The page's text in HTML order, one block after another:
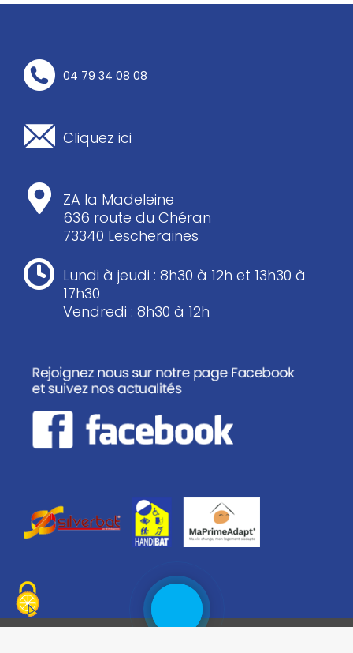
04 79 34 08 08
Cliquez ici
ZA la Madeleine
636 route du Chéran
73340 Lescheraines
Lundi à jeudi : 8h30 à 12h et 13h30 à
17h30
Vendredi : 8h30 à 12h
Rappelez